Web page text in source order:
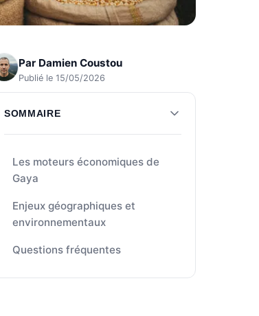
Par Damien Coustou
Publié le 15/05/2026
SOMMAIRE
Les moteurs économiques de
Gaya
Enjeux géographiques et
environnementaux
Questions fréquentes